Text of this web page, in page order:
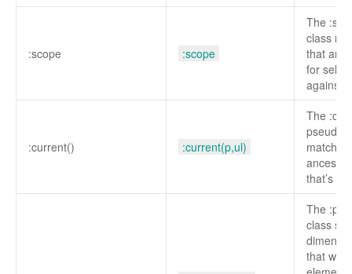
:scope :scope
The
class
that are
for
against.
:current() :current(p,ul)
The
pseudo-
that’s
The
class
that will